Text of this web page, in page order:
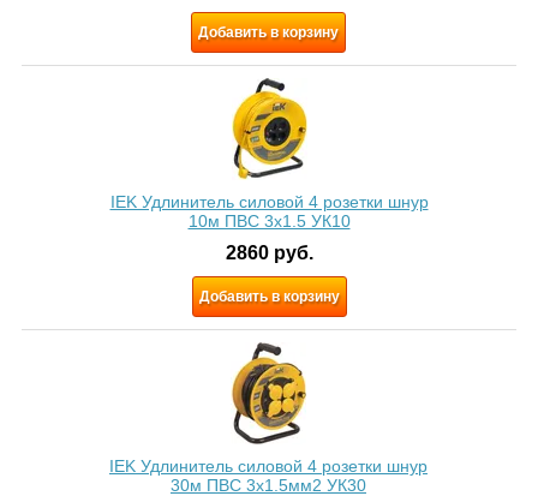
Добавить в корзину
IEK Удлинитель силовой 4 розетки шнур
10м ПВС 3x1.5 УК10
2860 руб.
Добавить в корзину
IEK Удлинитель силовой 4 розетки шнур
30м ПВС 3х1.5мм2 УК30